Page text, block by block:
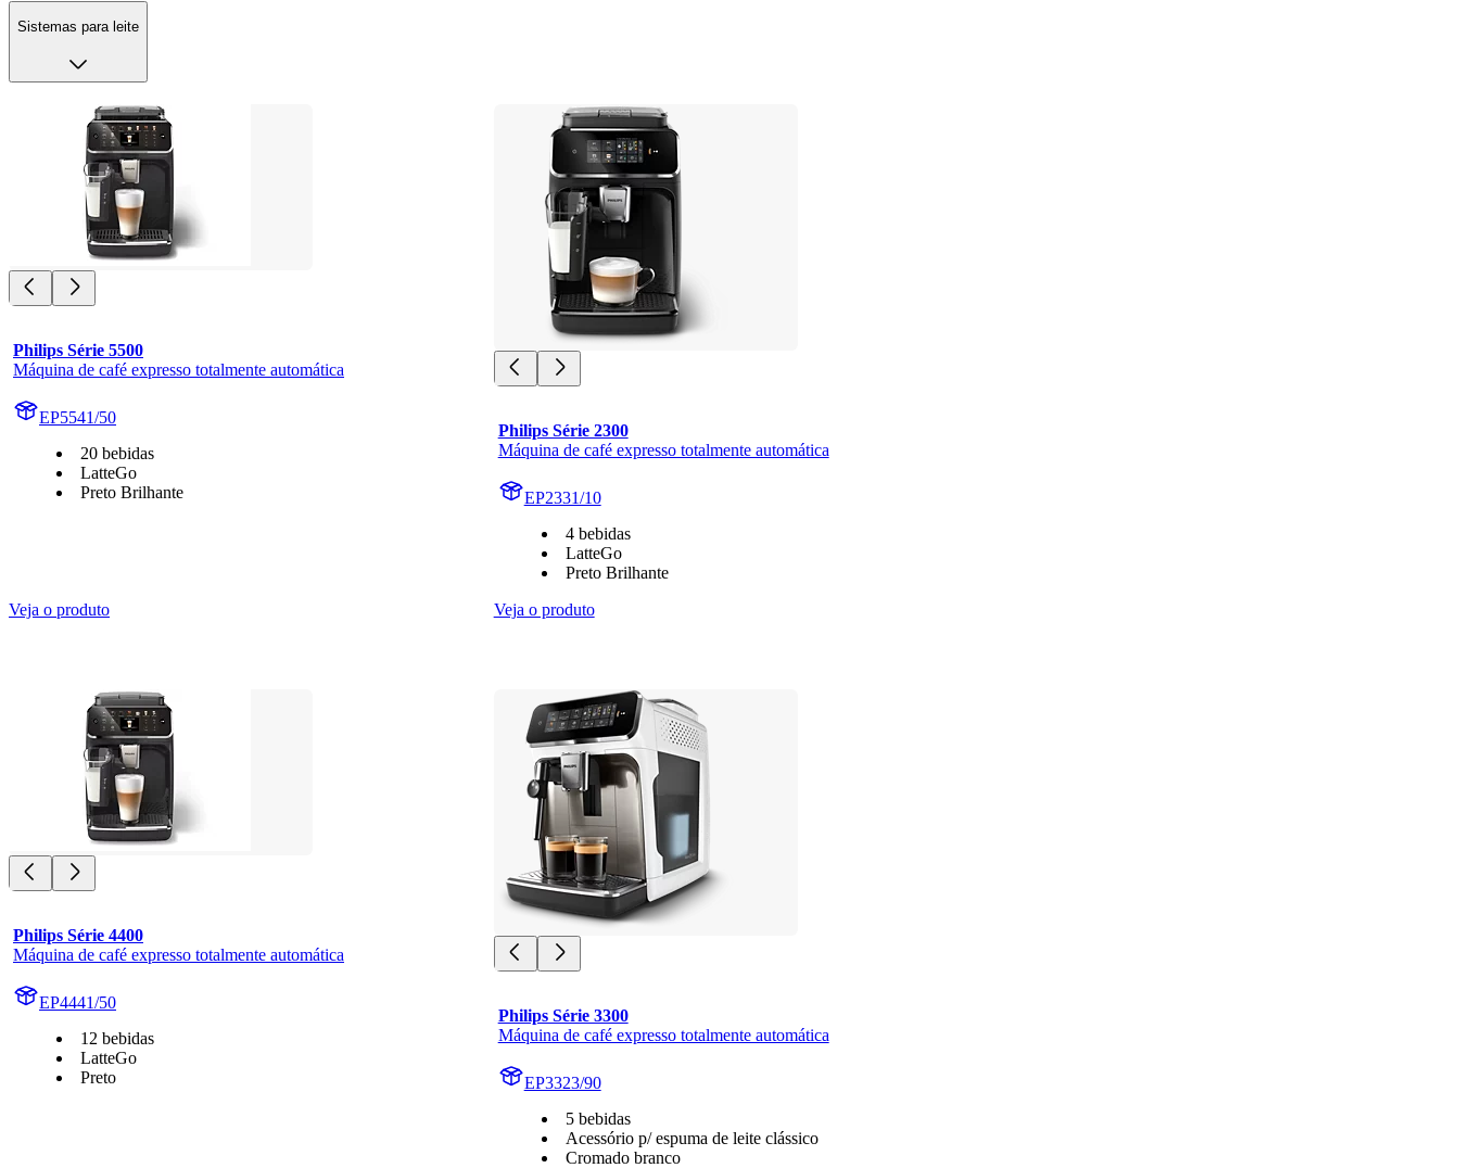
Sistemas para leite
Philips Série 5500
Máquina de café expresso totalmente automática
EP5541/50
20 bebidas
LatteGo
Preto Brilhante
Veja o produto
Philips Série 2300
Máquina de café expresso totalmente automática
EP2331/10
4 bebidas
LatteGo
Preto Brilhante
Veja o produto
Philips Série 4400
Máquina de café expresso totalmente automática
EP4441/50
12 bebidas
LatteGo
Preto
Philips Série 3300
Máquina de café expresso totalmente automática
EP3323/90
5 bebidas
Acessório p/ espuma de leite clássico
Cromado branco